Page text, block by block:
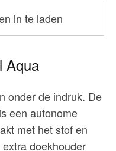
in te laden
Aqua
onder de indruk. De
een autonome
met het stof en
doekhouder